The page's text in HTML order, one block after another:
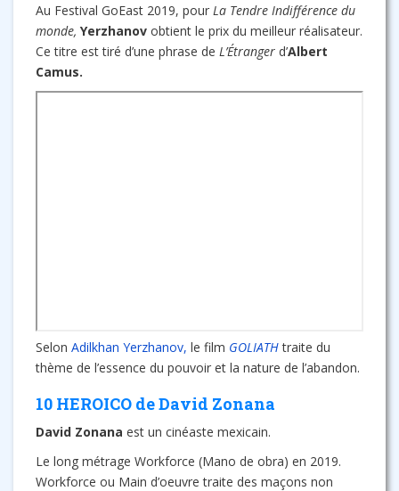
Au Festival GoEast 2019, pour La Tendre Indifférence du
monde, Yerzhanov obtient le prix du meilleur réalisateur.
Ce titre est tiré d’une phrase de L’Étranger d’Albert
Camus.
Selon Adilkhan Yerzhanov, le film GOLIATHtraite du
thème de l’essence du pouvoir et la nature de l’abandon.
10 HEROICO de David Zonana
David Zonana est un cinéaste mexicain.
Le long métrage Workforce (Mano de obra) en 2019.
Workforce ou Main d’oeuvre traite des maçons non